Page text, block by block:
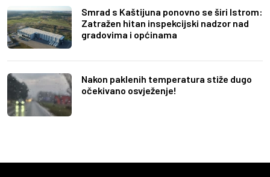
Smrad s Kaštijuna ponovno se širi Istrom:
Zatražen hitan inspekcijski nadzor nad
gradovima i općinama
Nakon paklenih temperatura stiže dugo
očekivano osvježenje!